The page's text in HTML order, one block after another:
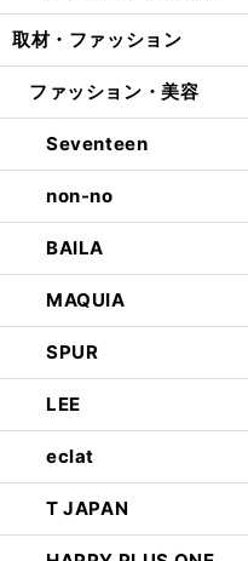
取材・ファッション
ファッション・美容
Seventeen
non-no
BAILA
MAQUIA
SPUR
LEE
eclat
T JAPAN